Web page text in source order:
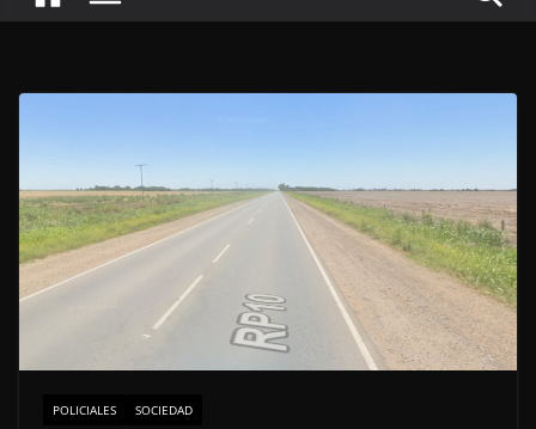
POLICIALES SOCIEDAD